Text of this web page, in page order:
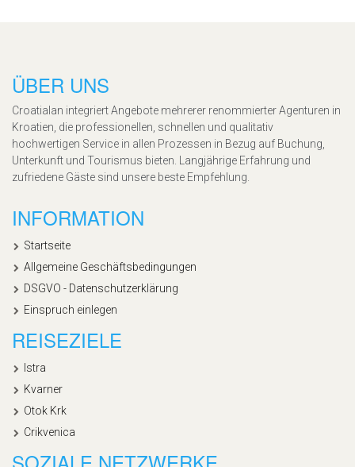
ÜBER UNS
Croatialan integriert Angebote mehrerer renommierter Agenturen in
Kroatien, die professionellen, schnellen und qualitativ
hochwertigen Service in allen Prozessen in Bezug auf Buchung,
Unterkunft und Tourismus bieten. Langjährige Erfahrung und
zufriedene Gäste sind unsere beste Empfehlung.
INFORMATION
Startseite
Allgemeine Geschäftsbedingungen
DSGVO - Datenschutzerklärung
Einspruch einlegen
REISEZIELE
Istra
Kvarner
Otok Krk
Crikvenica